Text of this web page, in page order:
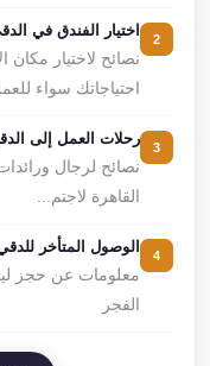
اختيار الفندق في الدقي
نصائح لاختيار مكان
احتياجاتك سواء للعمل
رحلات العمل إلى الدقي
نصائح لرجال ورائدات
القاهرة لاجتم...
الوصول المتأخر للدقي
معلومات عن حجز
الفجر